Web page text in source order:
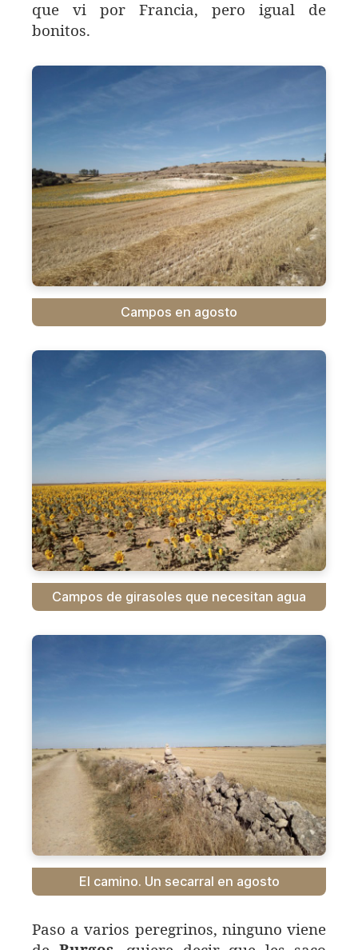
que vi por Francia, pero igual de
bonitos.
Campos en agosto
Campos de girasoles que necesitan agua
El camino. Un secarral en agosto
Paso a varios peregrinos, ninguno viene